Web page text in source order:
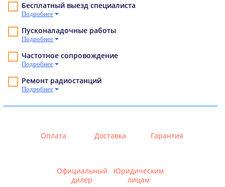
Бесплатный выезд специалиста
Подробнее
Пусконаладочные работы
Подробнее
Частотное сопровождение
Подробнее
Ремонт радиостанций
Подробнее
Оплата Доставка Гарантия
Официальный
дилер
Юридическим
лицам